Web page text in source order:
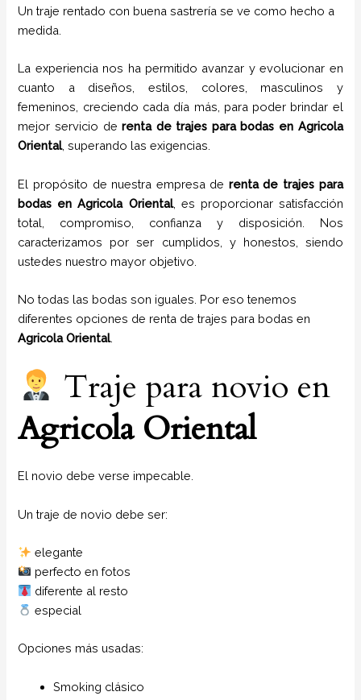
Un traje rentado con buena sastrería se ve como hecho a
medida.
La experiencia nos ha permitido avanzar y evolucionar en
cuanto a diseños, estilos, colores, masculinos y
femeninos, creciendo cada día más, para poder brindar el
mejor servicio derenta de trajes para bodas en Agricola
Oriental, superando las exigencias.
El propósito de nuestra empresa de renta de trajes para
bodas enAgricola Oriental, es proporcionar satisfacción
total, compromiso, confianza y disposición. Nos
caracterizamos por ser cumplidos, y honestos, siendo
ustedes nuestro mayor objetivo.
No todas las bodas son iguales. Por eso tenemos
diferentes opciones de renta de trajes para bodas en
Agricola Oriental.
Traje para novio en
Agricola Oriental
El novio debe verse impecable.
Un traje de novio debe ser:
elegante
perfecto en fotos
diferente al resto
especial
Opciones más usadas:
Smoking clásico